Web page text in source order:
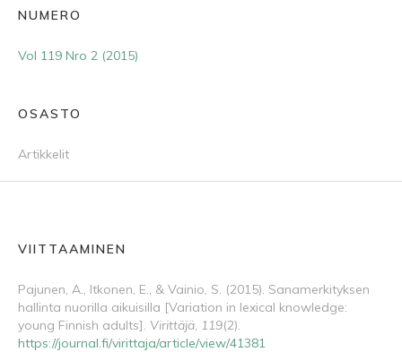
NUMERO
Vol 119 Nro 2 (2015)
OSASTO
Artikkelit
VIITTAAMINEN
Pajunen, A., Itkonen, E., & Vainio, S. (2015). Sanamerkityksen
hallinta nuorilla aikuisilla [Variation in lexical knowledge:
young Finnish adults]. Virittäjä, 119(2).
https://journal.fi/virittaja/article/view/41381